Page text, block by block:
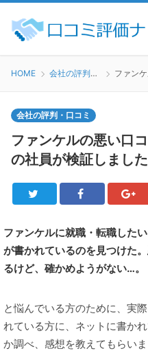
HOME 会社の評判・口コミ
会社の評判・口コミ
ファンケルの悪い口
の社員が検証しました
Twitter Facebook
ファンケルに就職・転職した
が書かれているのを見つけた
るけど、確かめようがない…。
と悩んでいる方のために、実
れている方に、ネットに書か
か調べ、感想を教えてもらいま